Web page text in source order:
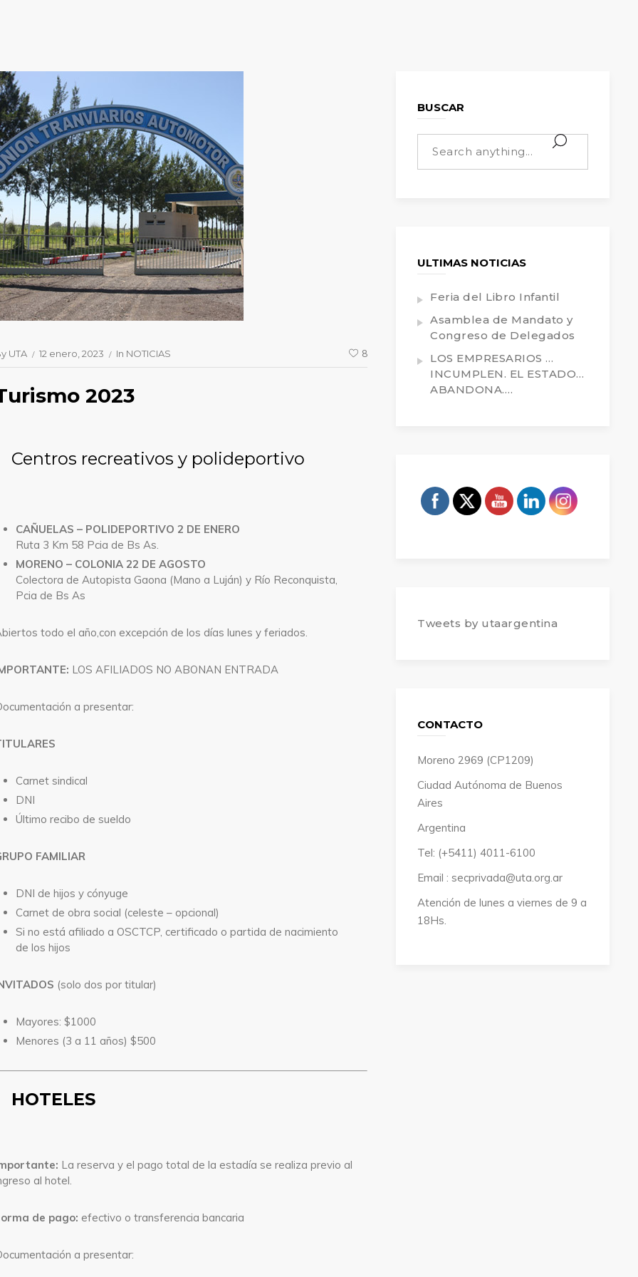
UTA 12 enero, 2023 In NOTICIAS 8
2023
Centros recreativos y polideportivo
CAÑUELAS – POLIDEPORTIVO 2 DE ENERO
Ruta 3 Km 58 Pcia de Bs As.
MORENO – COLONIA 22 DE AGOSTO
Colectora de Autopista Gaona (Mano a Luján) y Río Reconquista,
Pcia de Bs As
todo el año,con excepción de los días lunes y feriados.
LOS AFILIADOS NO ABONAN ENTRADA
a presentar:
Carnet sindical
DNI
Último recibo de sueldo
FAMILIAR
DNI de hijos y cónyuge
Carnet de obra social (celeste – opcional)
Si no está afiliado a OSCTCP, certificado o partida de nacimiento
de los hijos
(solo dos por titular)
Mayores: $1000
Menores (3 a 11 años) $500
HOTELES
La reserva y el pago total de la estadía se realiza previo al
al hotel.
de pago: efectivo o transferencia bancaria
a presentar:
BUSCAR
ULTIMAS NOTICIAS
Feria del Libro Infantil
Asamblea de Mandato y
Congreso de Delegados
LOS EMPRESARIOS …
INCUMPLEN. EL ESTADO…
ABANDONA….
Tweets by utaargentina
CONTACTO
Moreno 2969 (CP1209)
Ciudad Autónoma de Buenos
Aires
Argentina
Tel: (+5411) 4011-6100
Email : secprivada@uta.org.ar
Atención de lunes a viernes de 9 a
18Hs.